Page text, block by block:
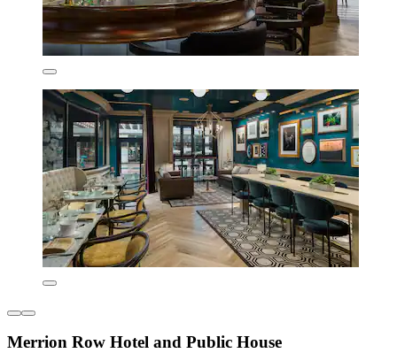
Merrion Row Hotel and Public House